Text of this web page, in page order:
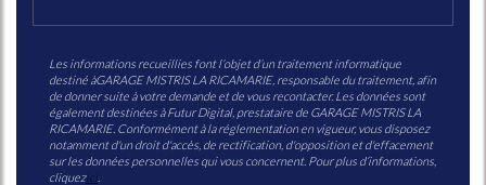
Les informations recueillies font l’objet d’un traitement informatique
destiné àGARAGE MISTRIS LA RICAMARIE, responsable du traitement, afin
de donner suite à votre demande et de vous recontacter. Les données sont
également destinées à Futur Digital, prestataire de GARAGE MISTRIS LA
RICAMARIE. Conformément à la réglementation en vigueur, vous disposez
notamment d'un droit d'accès, de rectification, d'opposition et d'effacement
sur les données personnelles qui vous concernent. Pour plus d’informations,
cliquezici.